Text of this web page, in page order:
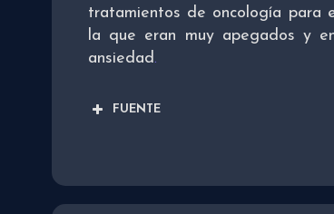
tratamientos de oncología para
la que eran muy apegados y
ansiedad.
FUENTE